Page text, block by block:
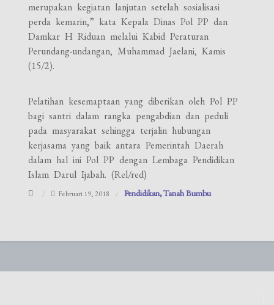
merupakan kegiatan lanjutan setelah sosialisasi
perda kemarin,” kata Kepala Dinas Pol PP dan
Damkar H Riduan melalui Kabid Peraturan
Perundang-undangan, Muhammad Jaelani, Kamis
(15/2).
Pelatihan kesemaptaan yang diberikan oleh Pol PP
bagi santri dalam rangka pengabdian dan peduli
pada masyarakat sehingga terjalin hubungan
kerjasama yang baik antara Pemerintah Daerah
dalam hal ini Pol PP dengan Lembaga Pendidikan
Islam Darul Ijabah. (Rel/red)
Februari 19, 2018 Pendidikan Tanah Bumbu